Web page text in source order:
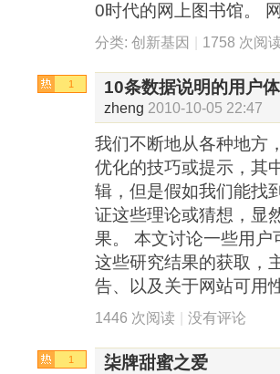
0时代的网上图书馆。
分类: 创新基因 | 1758 次阅
1 10条数据说明的用户
zheng 2010-10-05 22:47
我们不断地从各种地方
优化的技巧或提示，其
辑，但是假如我们能找
证这些理论或猜想，显
果。 本文讨论一些用
这些研究结果的获取，
告、以及关于网站可用
1446 次阅读 | 没有评论
1 柒牌甜蜜之爱